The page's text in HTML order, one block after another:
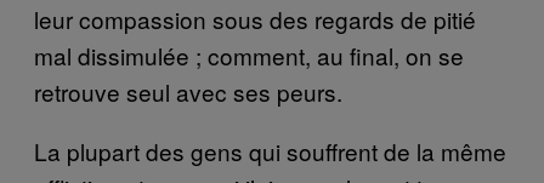
leur compassion sous des regards de pitié
mal dissimulée ; comment, au final, on se
retrouve seul avec ses peurs.
La plupart des gens qui souffrent de la même